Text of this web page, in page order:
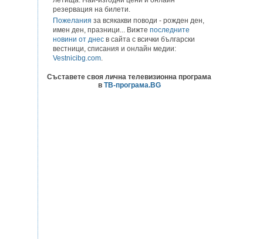
резервация на билети.
Пожелания за всякакви поводи - рожден ден,
имен ден, празници... Вижте последните
новини от днес в сайта с всички български
вестници, списания и онлайн медии:
Vestnicibg.com.
Съставете своя лична телевизионна програма
в ТВ-програма.BG